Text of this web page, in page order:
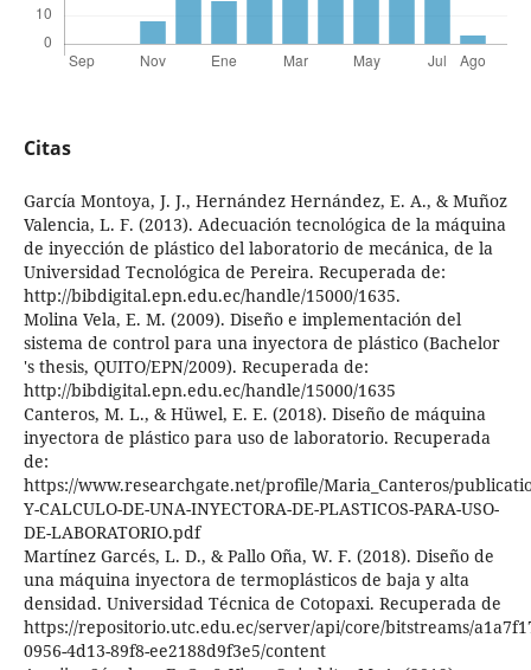
Citas
García Montoya, J. J., Hernández Hernández, E. A., & Muñoz
Valencia, L. F. (2013). Adecuación tecnológica de la máquina
de inyección de plástico del laboratorio de mecánica, de la
Universidad Tecnológica de Pereira. Recuperada de:
http://bibdigital.epn.edu.ec/handle/15000/1635.
Molina Vela, E. M. (2009). Diseño e implementación del
sistema de control para una inyectora de plástico (Bachelor
's thesis, QUITO/EPN/2009). Recuperada de:
http://bibdigital.epn.edu.ec/handle/15000/1635
Canteros, M. L., & Hüwel, E. E. (2018). Diseño de máquina
inyectora de plástico para uso de laboratorio. Recuperada
de:
https://www.researchgate.net/profile/Maria_Canteros/publication/
Y-CALCULO-DE-UNA-INYECTORA-DE-PLASTICOS-PARA-USO-
DE-LABORATORIO.pdf
Martínez Garcés, L. D., & Pallo Oña, W. F. (2018). Diseño de
una máquina inyectora de termoplásticos de baja y alta
densidad. Universidad Técnica de Cotopaxi. Recuperada de
https://repositorio.utc.edu.ec/server/api/core/bitstreams/
0956-4d13-89f8-ee2188d9f3e5/content